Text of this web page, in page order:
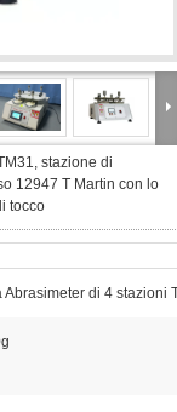
stazione di
12947 T Martin con lo
tocco
Abrasimeter di 4 stazioni